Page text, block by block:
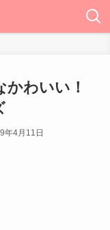
わいい！
年4月11日